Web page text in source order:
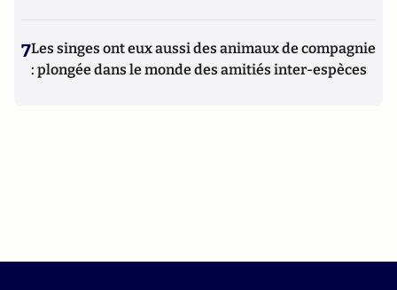
7Les singes ont eux aussi des animaux de compagnie
: plongée dans le monde des amitiés inter-espèces